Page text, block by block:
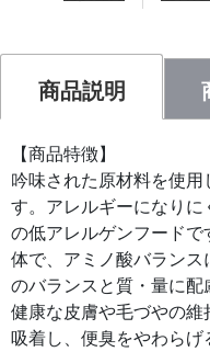
商品説明
【商品特徴】
吟味された原材料を使
す。アレルギーになり
の低アレルゲンフード
体で、アミノ酸バラン
のバランスと質・量に
健康な皮膚や毛づやの
吸着し、便臭をやわらげ